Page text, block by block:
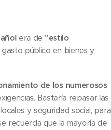
era de "estilo
público en bienes y
de los numerosos
Bastaría repasar las
y seguridad social, para
recuerda que la mayoría de